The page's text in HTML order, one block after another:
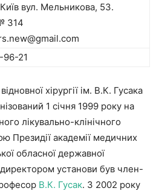
вул. Мельникова, 53.
314
21
хірургії ім. В.К. Гусака
1 січня 1999 року на
лікувально-клінічного
Президії академії медичних
обласної державної
установи був член-
В.К. Гусак. З 2002 року